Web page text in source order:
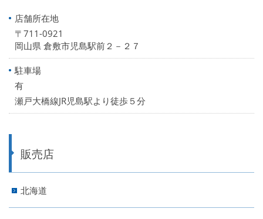
店舗所在地
〒711-0921
岡山県 倉敷市児島駅前２－２７
駐車場
有
瀬戸大橋線JR児島駅より徒歩５分
販売店
北海道